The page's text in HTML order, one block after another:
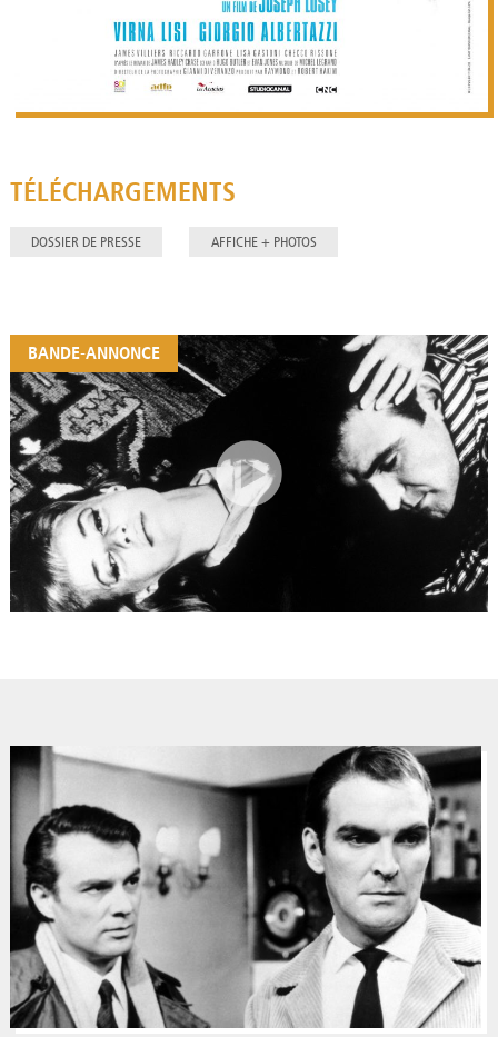
TÉLÉCHARGEMENTS
DOSSIER DE PRESSE AFFICHE + PHOTOS
BANDE-ANNONCE